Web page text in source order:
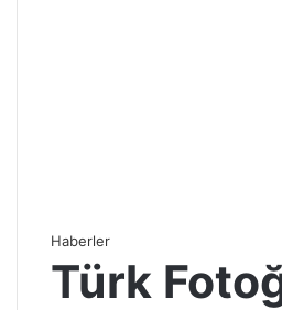
Haberler
Türk